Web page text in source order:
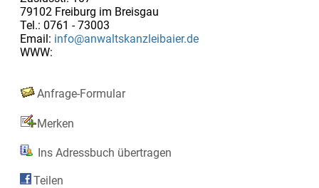
79102 Freiburg im Breisgau
Tel.: 0761 - 73003
Email: info@anwaltskanzleibaier.de
WWW:
Anfrage-Formular
Merken
Ins Adressbuch übertragen
Teilen